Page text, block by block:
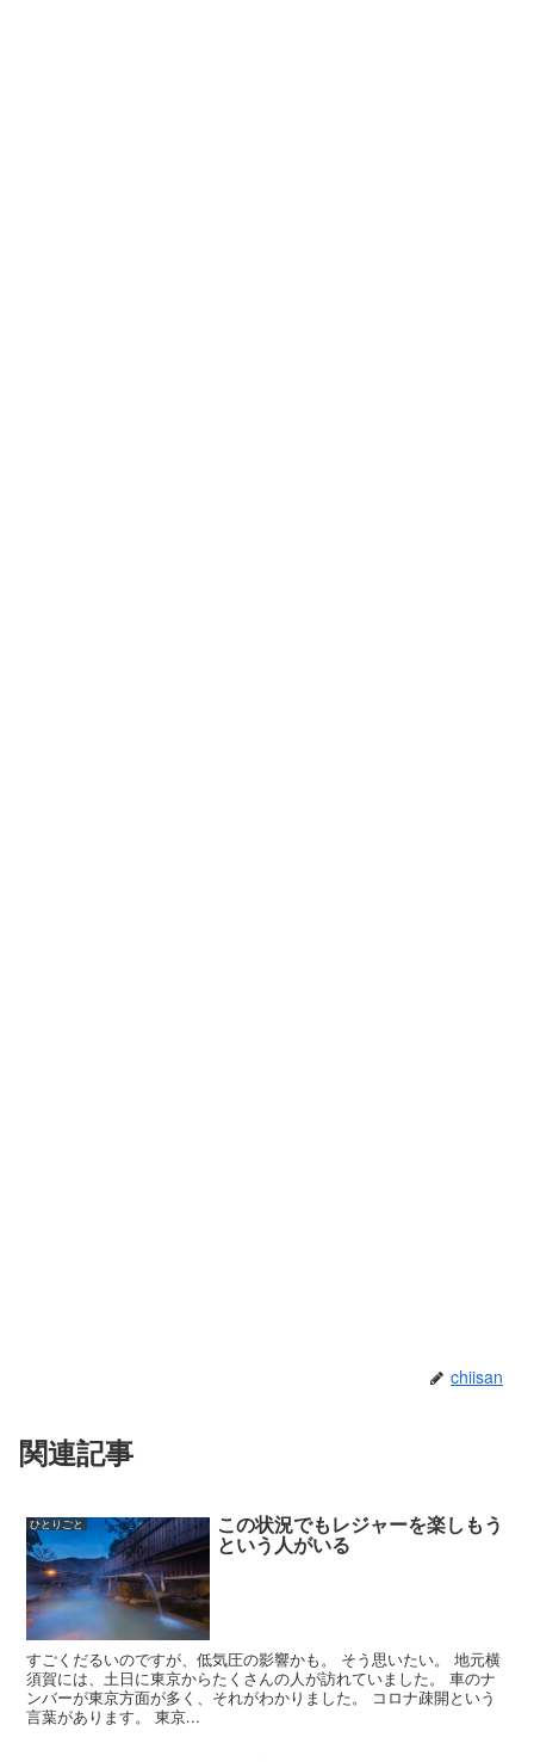
chiisan
関連記事
ひとりごと この状況でもレジャーを楽しもう
という人がいる
すごくだるいのですが、低気圧の影響かも。 そう思いたい。 地元横
須賀には、土日に東京からたくさんの人が訪れていました。 車のナ
ンバーが東京方面が多く、それがわかりました。 コロナ疎開という
言葉があります。 東京...